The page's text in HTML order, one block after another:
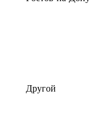
Другой